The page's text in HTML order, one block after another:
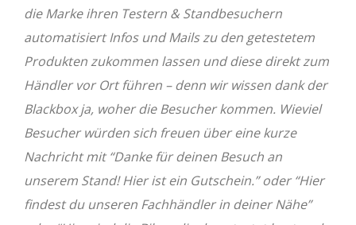
die Marke ihren Testern & Standbesuchern
automatisiert Infos und Mails zu den getestetem
Produkten zukommen lassen und diese direkt zum
Händler vor Ort führen – denn wir wissen dank der
Blackbox ja, woher die Besucher kommen. Wieviel
Besucher würden sich freuen über eine kurze
Nachricht mit “Danke für deinen Besuch an
unserem Stand! Hier ist ein Gutschein.” oder “Hier
findest du unseren Fachhändler in deiner Nähe”